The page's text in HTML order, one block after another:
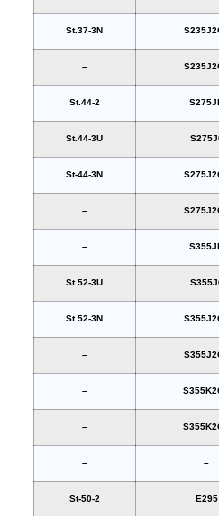
St.37-3N
–
St.44-2
St.44-3U
St-44-3N
–
–
St.52-3U
St.52-3N
–
–
–
– –
St-50-2 E295